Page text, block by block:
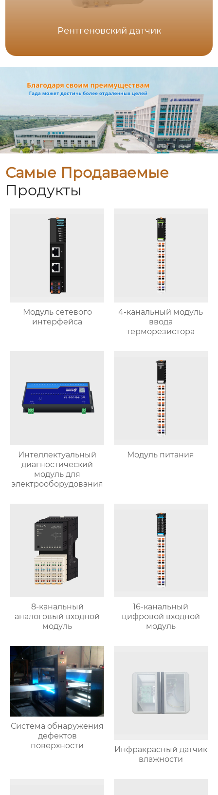
Рентгеновский датчик
Самые Продаваемые
Продукты
Модуль сетевого
интерфейса
4-канальный модуль
ввода
терморезистора
Интеллектуальный
диагностический
модуль для
электрооборудования
Модуль питания
8-канальный
аналоговый входной
модуль
16-канальный
цифровой входной
модуль
Система обнаружения
дефектов
поверхности
Инфракрасный датчик
влажности